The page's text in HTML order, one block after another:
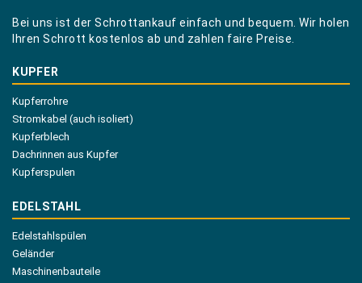
Bei uns ist der Schrottankauf einfach und bequem. Wir holen
Ihren Schrott kostenlos ab und zahlen faire Preise.
KUPFER
Kupferrohre
Stromkabel (auch isoliert)
Kupferblech
Dachrinnen aus Kupfer
Kupferspulen
EDELSTAHL
Edelstahlspülen
Geländer
Maschinenbauteile